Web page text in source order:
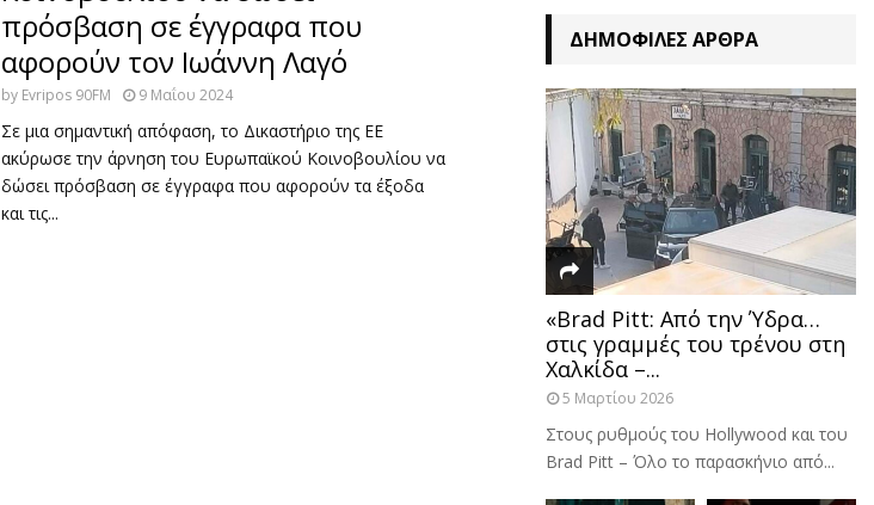
πρόσβαση σε έγγραφα που
αφορούν τον Ιωάννη Λαγό
by Evripos 90FM 9 Μαΐου 2024
Σε μια σημαντική απόφαση, το Δικαστήριο της ΕΕ
ακύρωσε την άρνηση του Ευρωπαϊκού Κοινοβουλίου να
δώσει πρόσβαση σε έγγραφα που αφορούν τα έξοδα
και τις...
ΔΗΜΟΦΙΛΈΣ ΆΡΘΡΑ
«Brad Pitt: Από την Ύδρα…
στις γραμμές του τρένου στη
Χαλκίδα –...
5 Μαρτίου 2026
Στους ρυθμούς του Hollywood και του
Brad Pitt – Όλο το παρασκήνιο από...